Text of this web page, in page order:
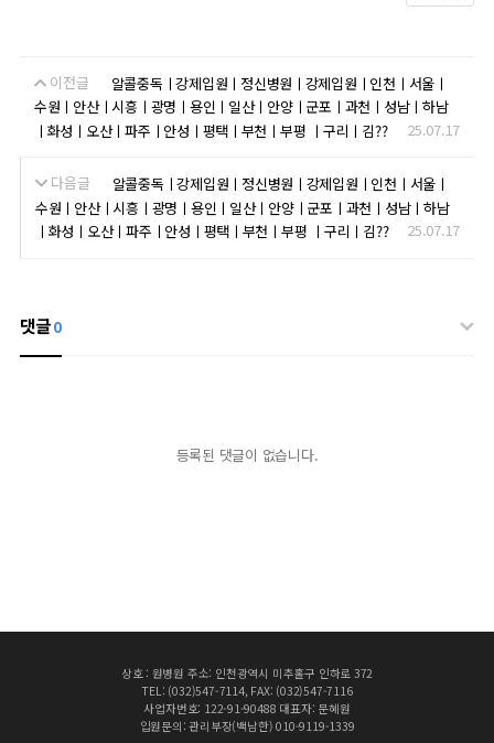
이전글
알콜중독ㅣ강제입원ㅣ정신병원ㅣ강제입원ㅣ인천ㅣ서울ㅣ
수원ㅣ안산ㅣ시흥ㅣ광명ㅣ용인ㅣ일산ㅣ안양ㅣ군포ㅣ과천ㅣ성남ㅣ하남
ㅣ화성ㅣ오산ㅣ파주ㅣ안성ㅣ평택ㅣ부천ㅣ부평 ㅣ구리ㅣ김??
25.07.17
다음글
알콜중독ㅣ강제입원ㅣ정신병원ㅣ강제입원ㅣ인천ㅣ서울ㅣ
수원ㅣ안산ㅣ시흥ㅣ광명ㅣ용인ㅣ일산ㅣ안양ㅣ군포ㅣ과천ㅣ성남ㅣ하남
ㅣ화성ㅣ오산ㅣ파주ㅣ안성ㅣ평택ㅣ부천ㅣ부평 ㅣ구리ㅣ김??
25.07.17
댓글0
등록된 댓글이 없습니다.
상호 : 원병원 주소: 인천광역시 미추홀구 인하로 372
TEL: (032)547-7114, FAX: (032)547-7116
사업자번호: 122-91-90488 대표자: 문혜원
입원문의: 관리부장(백남한) 010-9119-1339